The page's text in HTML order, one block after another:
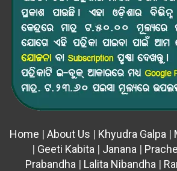
Home | About Us | Khyudra Galpa |
| Geeti Kabita | Janana |
Prabandha | Lalita Nibandha |